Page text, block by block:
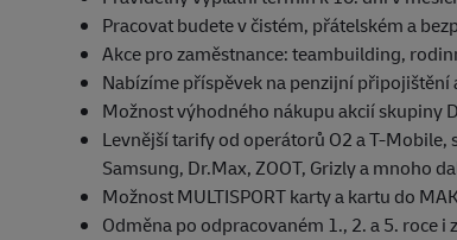
Pracovat budete v čistém, přátelském a
Akce pro zaměstnance: teambuilding,
Nabízíme příspěvek na penzijní
Možnost výhodného nákupu akcií skupiny
Levnější tarify od operátorů O2 a T-
Samsung, Dr.Max, ZOOT, Grizly a mnoho
Možnost MULTISPORT karty a kartu do
Odměna po odpracovaném 1., 2. a 5. roce